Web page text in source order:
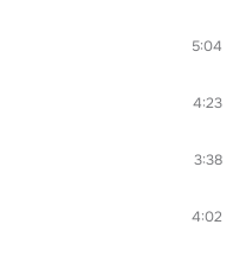
5:04
4:23
3:38
4:02